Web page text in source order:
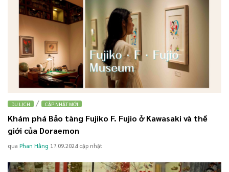
DU LỊCH / CẬP NHẬT MỚI
Khám phá Bảo tàng Fujiko F. Fujio ở Kawasaki và thế
giới của Doraemon
qua Phan Hằng 17.09.2024 cập nhật